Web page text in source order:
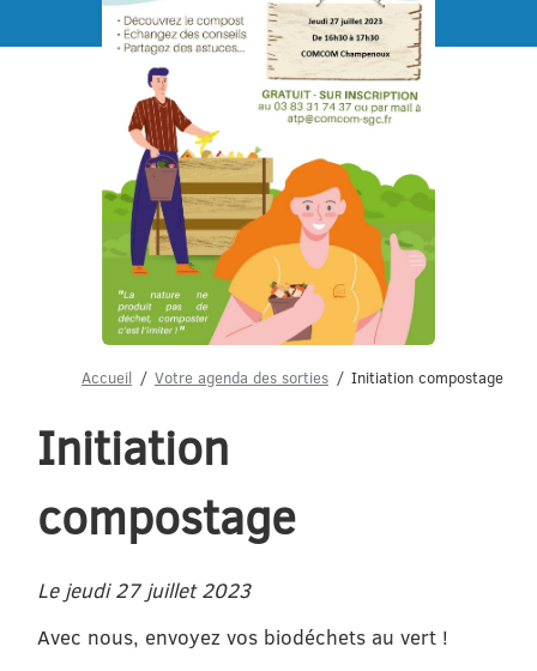
Menu
Accueil Votre agenda des sorties Initiation compostage
Initiation
compostage
Le jeudi 27 juillet 2023
Avec nous, envoyez vos biodéchets au vert !